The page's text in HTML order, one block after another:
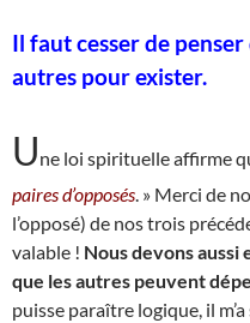
Il faut cesser de
autres pour exister.
Une loi spirituelle affirme
paires d’opposés . » Merci de
l’opposé) de nos trois
valable ! Nous devons
que les autres peuvent
puisse paraître logique, il